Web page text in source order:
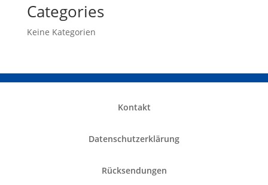
Categories
Keine Kategorien
Kontakt
Datenschutzerklärung
Rücksendungen